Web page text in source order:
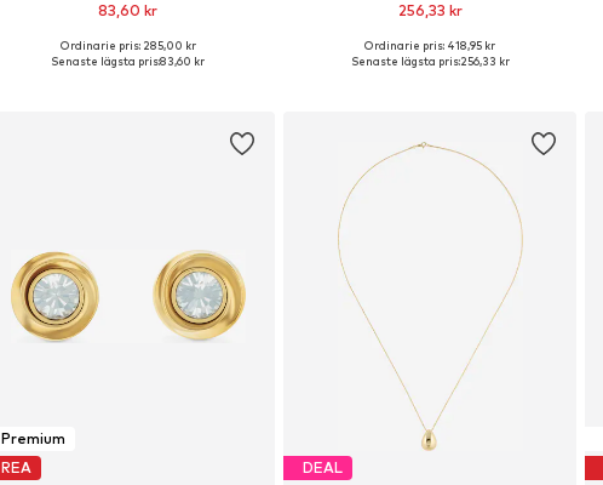
83,60 kr
Tillgängliga storlekar: One Size
Ordinarie pris: 285,00 kr
Senaste lägsta pris:83,60 kr
256,33 kr
Tillgängliga storlekar: One Size
Ordinarie pris: 418,95 kr
Senaste lägsta pris:256,33 kr
Premium
REA
DEAL